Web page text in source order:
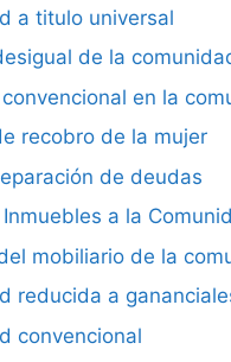
a titulo universal
de la
en la
recobro de la mujer
de deudas
a la
mobiliario de la
reducida a
convencional